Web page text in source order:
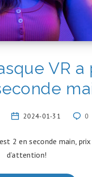
VR
2024-01-31 0
2 en seconde main,
d’attention!